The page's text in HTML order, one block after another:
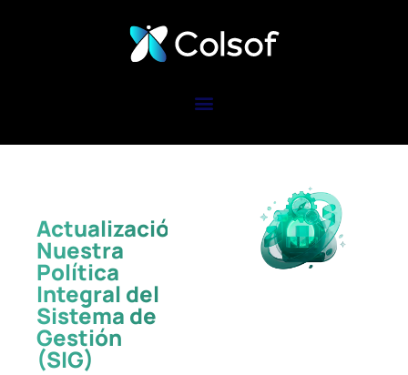
Actualización:
Nuestra
Política
Integral del
Sistema de
Gestión
(SIG)